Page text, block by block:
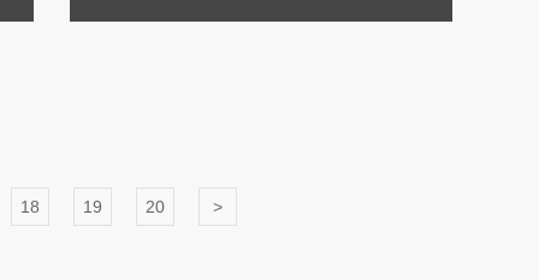
18 19 20 >